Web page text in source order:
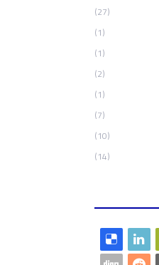
(27)
(1)
(1)
(2)
(1)
(7)
(10)
(14)